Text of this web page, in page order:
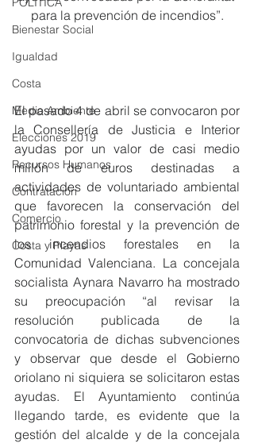
Bienestar Social
Igualdad
Costa
Medio Ambiente
Elecciones 2019
Recursos Humanos
Contratación
Comercio
Costa y Playas
para la prevención de incendios”.
El pasado 4 de abril se convocaron por
la Consellería de Justicia e Interior
ayudas por un valor de casi medio
millón de euros destinadas a
actividades de voluntariado ambiental
que favorecen la conservación del
patrimonio forestal y la prevención de
los incendios forestales en la
Comunidad Valenciana. La concejala
socialista Aynara Navarro ha mostrado
su preocupación “al revisar la
resolución publicada de la
convocatoria de dichas subvenciones
y observar que desde el Gobierno
oriolano ni siquiera se solicitaron estas
ayudas. El Ayuntamiento continúa
llegando tarde, es evidente que la
gestión del alcalde y de la concejala